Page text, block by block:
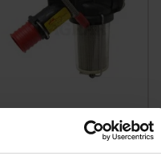
Filterhahn kpl.